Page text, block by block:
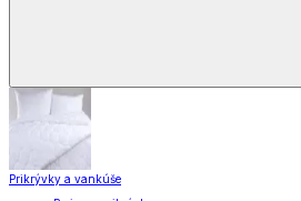
Prikrývky a vankúše